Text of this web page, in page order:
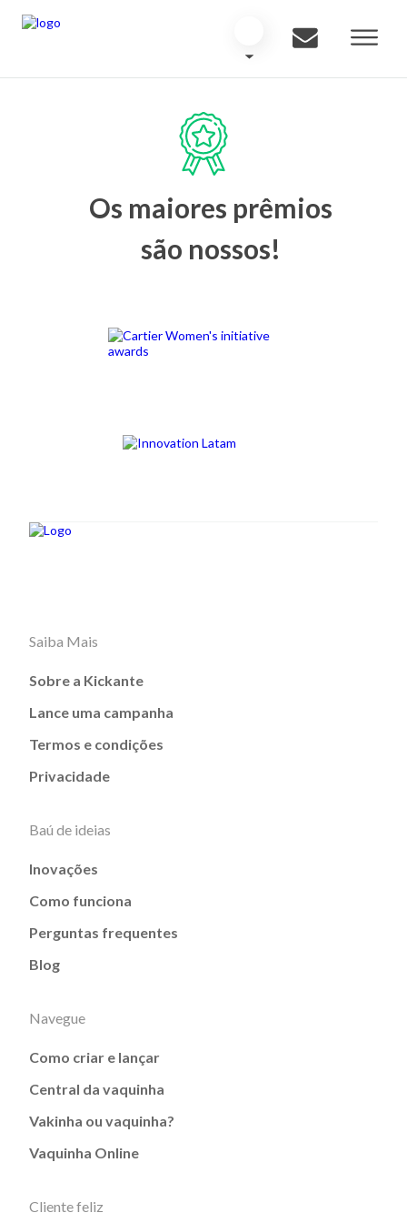
Os maiores prêmios
são nossos!
Saiba Mais
Sobre a Kickante
Lance uma campanha
Termos e condições
Privacidade
Baú de ideias
Inovações
Como funciona
Perguntas frequentes
Blog
Navegue
Como criar e lançar
Central da vaquinha
Vakinha ou vaquinha?
Vaquinha Online
Cliente feliz